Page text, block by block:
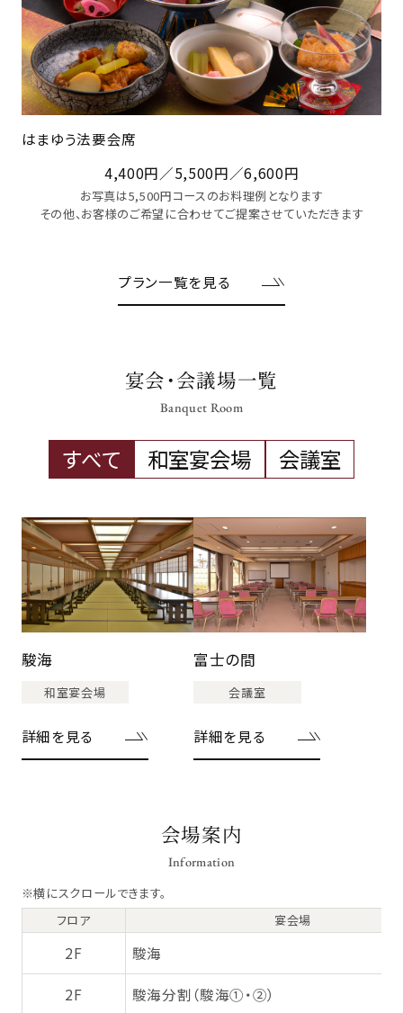
はまゆう法要会席
4,400円／5,500円／6,600円
お写真は5,500円コースのお料理例となります
その他、お客様のご希望に合わせてご提案させていただきます
プラン一覧を見る
宴会・会議場一覧
Banquet Room
すべて 和室宴会場 会議室
駿海
和室宴会場
詳細を見る
富士の間
会議室
詳細を見る
会場案内
Information
※横にスクロールできます。
フロア
宴会場
2F 駿海
2F 駿海分割（駿海①・②）